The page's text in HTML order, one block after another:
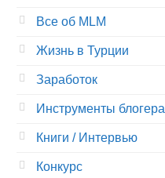
Все об MLM
Жизнь в Турции
Заработок
Инструменты блогера
Книги / Интервью
Конкурс